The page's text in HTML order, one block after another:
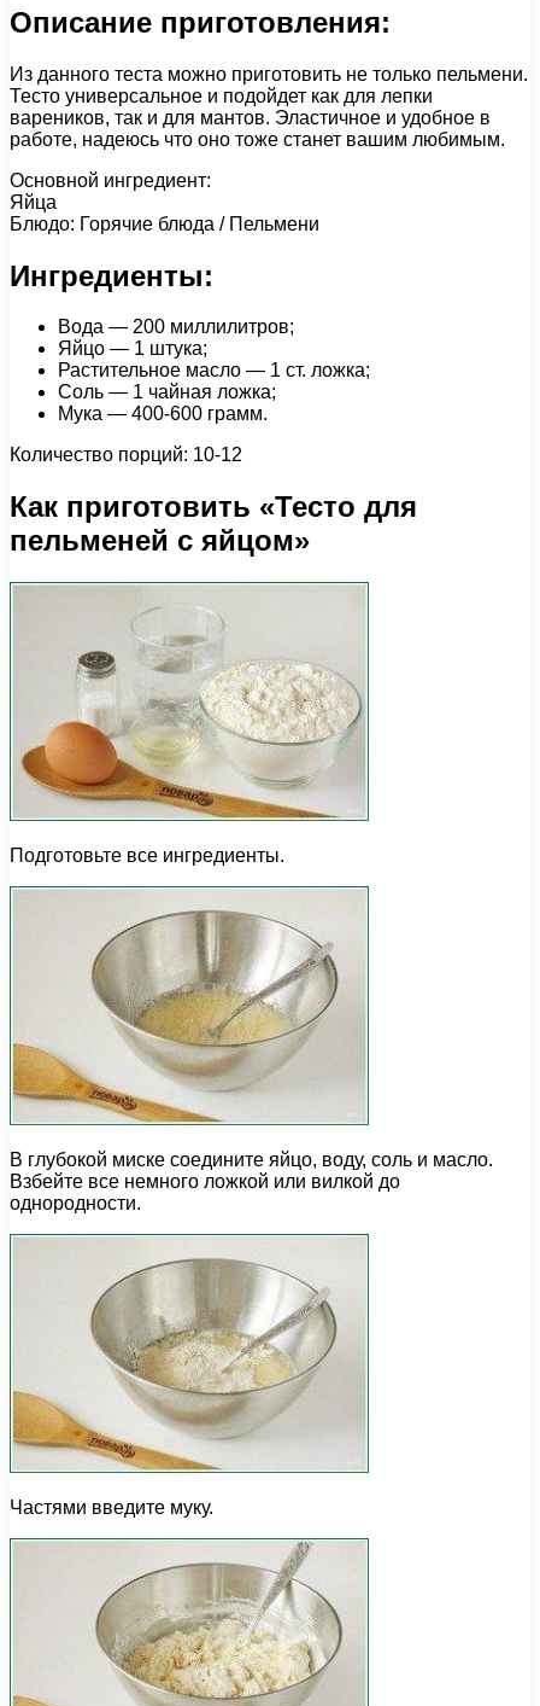
Описание приготовления:
Из данного теста можно приготовить не только пельмени.
Тесто универсальное и подойдет как для лепки
вареников, так и для мантов. Эластичное и удобное в
работе, надеюсь что оно тоже станет вашим любимым.
Основной ингредиент:
Яйца
Блюдо: Горячие блюда / Пельмени
Ингредиенты:
Вода — 200 миллилитров;
Яйцо — 1 штука;
Растительное масло — 1 ст. ложка;
Соль — 1 чайная ложка;
Мука — 400-600 грамм.
Количество порций: 10-12
Как приготовить «Тесто для
пельменей с яйцом»
Подготовьте все ингредиенты.
В глубокой миске соедините яйцо, воду, соль и масло.
Взбейте все немного ложкой или вилкой до
однородности.
Частями введите муку.